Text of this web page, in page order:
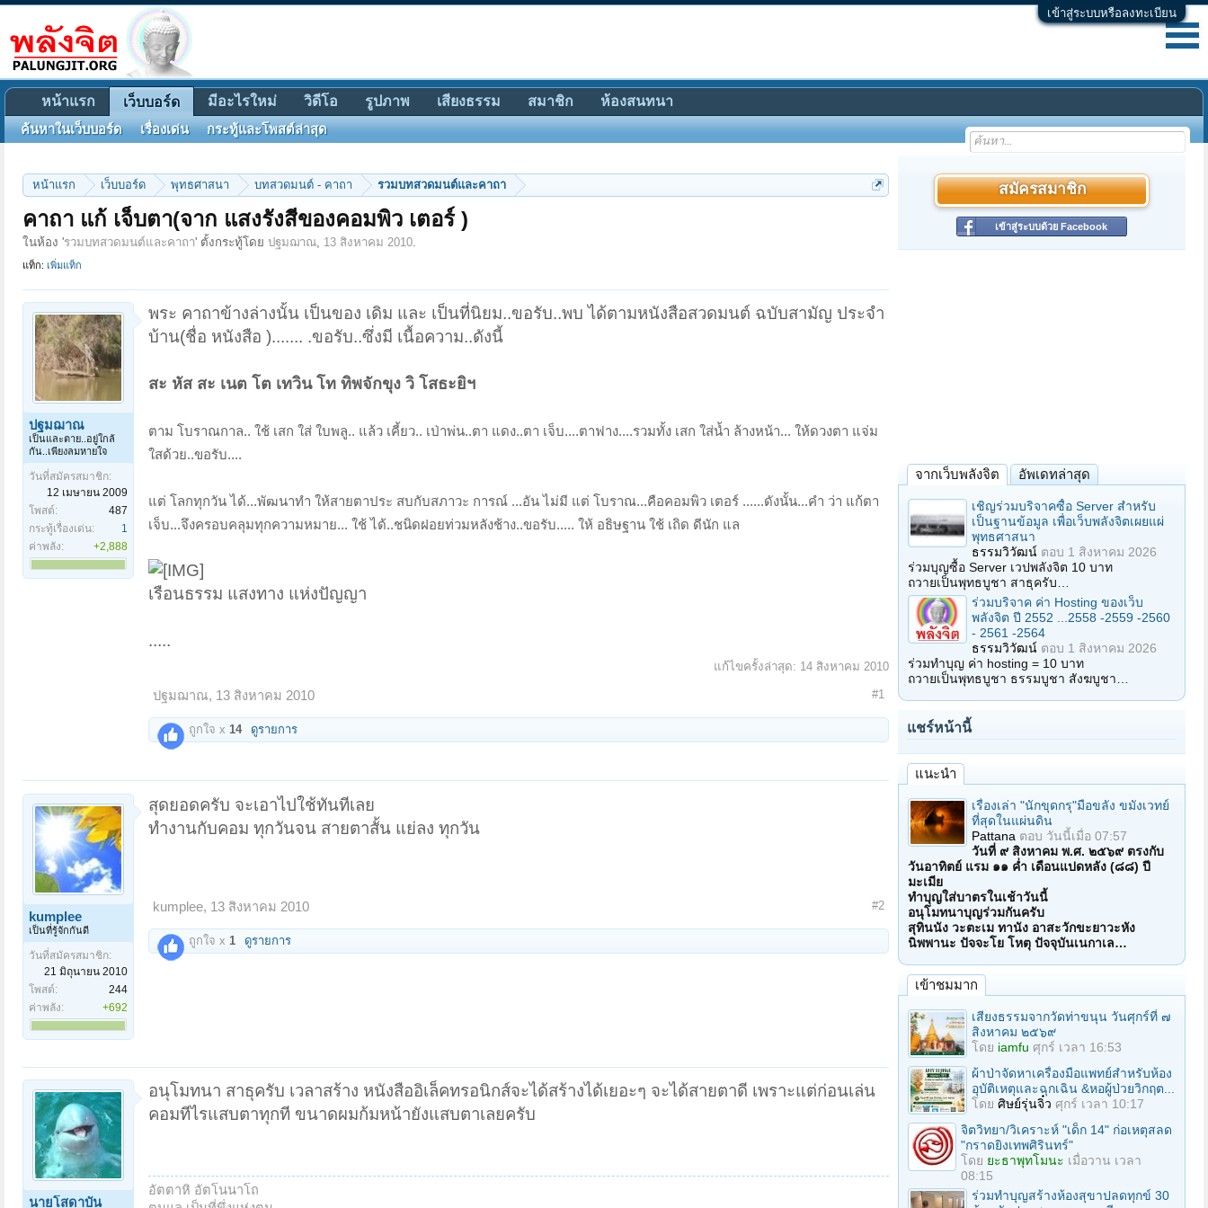
เข้าสู่ระบบหรือลงทะเบียน
หน้าแรก เว็บบอร์ด พุทธศาสนา บทสวดมนต์ - คาถา รวมบทสวดมนต์และคาถา
คาถา แก้ เจ็บตา(จาก แสงรังสีของคอมพิว เตอร์ )
ในห้อง 'รวมบทสวดมนต์และคาถา' ตั้งกระทู้โดย ปฐมฌาณ, 13 สิงหาคม 2010.
แท็ก: เพิ่มแท็ก
ปฐมฌาณ
เป็นและตาย..อยู่ใกล้
กัน..เพียงลมหายใจ
วันที่สมัครสมาชิก:
12 เมษายน 2009
โพสต์:
487
กระทู้เรื่องเด่น:
1
ค่าพลัง:
+2,888
พระ คาถาข้างล่างนั้น เป็นของ เดิม และ เป็นที่นิยม..ขอรับ..พบ ได้ตามหนังสือสวดมนต์ ฉบับสามัญ ประจำ
บ้าน(ชื่อ หนังสือ )....... .ขอรับ..ซึ่งมี เนื้อความ..ดังนี้
สะ หัส สะ เนต โต เทวิน โท ทิพจักขุง วิ โสธะยิฯ
ตาม โบราณกาล.. ใช้ เสก ใส่ ใบพลู.. แล้ว เคี้ยว.. เป่าพ่น..ตา แดง..ตา เจ็บ....ตาฟาง....รวมทั้ง เสก ใส่น้ำ ล้างหน้า... ให้ดวงตา แจ่ม
ใสด้วย..ขอรับ....
แต่ โลกทุกวัน ได้...พัฒนาทำ ให้สายตาประ สบกับสภาวะ การณ์ ...อัน ไม่มี แต่ โบราณ...คือคอมพิว เตอร์ ......ดังนั้น...คำ ว่า แก้ตา
เจ็บ...จึงครอบคลุมทุกความหมาย... ใช้ ได้..ชนิดฝอยท่วมหลังช้าง..ขอรับ..... ให้ อธิษฐาน ใช้ เถิด ดีนัก แล
เรือนธรรม แสงทาง แห่งปัญญา
.....
แก้ไขครั้งล่าสุด: 14 สิงหาคม 2010
ปฐมฌาณ, 13 สิงหาคม 2010 #1
ถูกใจ x 14 ดูรายการ
kumplee
เป็นที่รู้จักกันดี
วันที่สมัครสมาชิก:
21 มิถุนายน 2010
โพสต์:
244
ค่าพลัง:
+692
สุดยอดครับ จะเอาไปใช้ทันทีเลย
ทำงานกับคอม ทุกวันจน สายตาสั้น แย่ลง ทุกวัน
kumplee, 13 สิงหาคม 2010 #2
ถูกใจ x 1 ดูรายการ
นายโสดาบัน
อนุโมทนา สาธุครับ เวลาสร้าง หนังสืออิเล็คทรอนิกส์จะได้สร้างได้เยอะๆ จะได้สายตาดี เพราะแต่ก่อนเล่น
คอมทีไรแสบตาทุกที ขนาดผมก้มหน้ายังแสบตาเลยครับ
อัตตาหิ อัตโนนาโถ
สมัครสมาชิก
เข้าสู่ระบบด้วย Facebook
จากเว็บพลังจิต อัพเดทล่าสุด
เชิญร่วมบริจาคซื้อ Server สำหรับ
เป็นฐานข้อมูล เพื่อเว็บพลังจิตเผยแผ่
พุทธศาสนา
ธรรมวิวัฒน์ ตอบ 1 สิงหาคม 2026
ร่วมบุญซื้อ Server เวปพลังจิต 10 บาท
ถวายเป็นพุทธบูชา สาธุครับ…
ร่วมบริจาค ค่า Hosting ของเว็บ
พลังจิต ปี 2552 ...2558 -2559 -2560
- 2561 -2564
ธรรมวิวัฒน์ ตอบ 1 สิงหาคม 2026
ร่วมทำบุญ ค่า hosting = 10 บาท
ถวายเป็นพุทธบูชา ธรรมบูชา สังฆบูชา…
แชร์หน้านี้
แนะนำ
เรื่องเล่า "นักขุดกรุ"มือขลัง ขมังเวทย์
ที่สุดในแผ่นดิน
Pattana ตอบ วันนี้เมื่อ 07:57
วันที่ ๙ สิงหาคม พ.ศ. ๒๕๖๙ ตรงกับ
วันอาทิตย์ แรม ๑๑ ค่ำ เดือนแปดหลัง (๘๘) ปี
มะเมีย
ทำบุญใส่บาตรในเช้าวันนี้
อนุโมทนาบุญร่วมกันครับ
สุทินนัง วะตะเม ทานัง อาสะวักขะยาวะหัง
นิพพานะ ปัจจะโย โหตุ ปัจจุบันเนกาเล…
เข้าชมมาก
เสียงธรรมจากวัดท่าขนุน วันศุกร์ที่ ๗
สิงหาคม ๒๕๖๙
โดย iamfu ศุกร์ เวลา 16:53
ผ้าป่าจัดหาเครื่องมือแพทย์สำหรับห้อง
อุบัติเหตุและฉุกเฉิน &หอผู้ป่วยวิกฤต...
โดย ศิษย์รุ่นจิ๋ว ศุกร์ เวลา 10:17
จิตวิทยา/วิเคราะห์ "เด็ก 14" ก่อเหตุสลด
"กราดยิงเทพศิรินทร์"
โดย ยะธาพุทโมนะ เมื่อวาน เวลา
08:15
ร่วมทําบุญสร้างห้องสุขาปลดทุกข์ 30
หน้าแรก เว็บบอร์ด
ค้นหาในเว็บบอร์ด เรื่องเด่น กระทู้และโพสต์ล่าสุด
มีอะไรใหม่ วิดีโอ รูปภาพ เสียงธรรม สมาชิก ห้องสนทนา